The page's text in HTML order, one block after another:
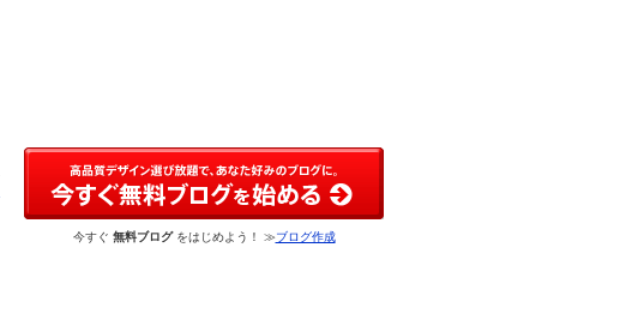
今すぐ 無料ブログをはじめよう！ ≫ブログ作成